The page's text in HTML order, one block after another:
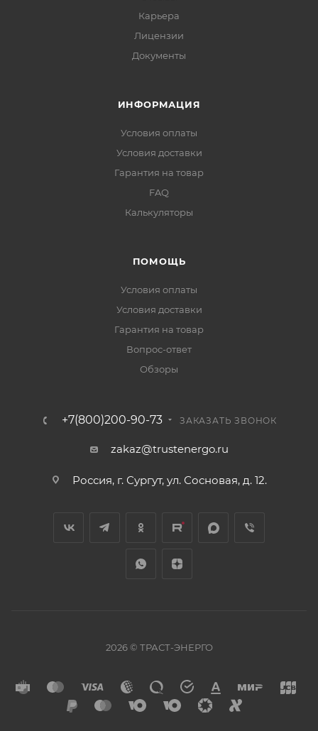
Карьера
Лицензии
Документы
ИНФОРМАЦИЯ
Условия оплаты
Условия доставки
Гарантия на товар
FAQ
Калькуляторы
ПОМОЩЬ
Условия оплаты
Условия доставки
Гарантия на товар
Вопрос-ответ
Обзоры
+7(800)200-90-73 ЗАКАЗАТЬ ЗВОНОК
zakaz@trustenergo.ru
Россия, г. Сургут, ул. Сосновая, д. 12.
2026 © ТРАСТ-ЭНЕРГО